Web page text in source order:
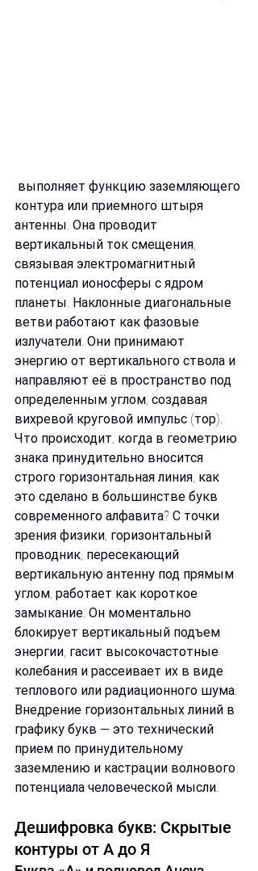
контура или приемного штыря
антенны. Она проводит
вертикальный ток смещения,
связывая электромагнитный
потенциал ионосферы с ядром
планеты. Наклонные диагональные
ветви работают как фазовые
излучатели. Они принимают
энергию от вертикального ствола и
направляют её в пространство под
определенным углом, создавая
вихревой круговой импульс (тор).
Что происходит, когда в геометрию
знака принудительно вносится
строго горизонтальная линия, как
это сделано в большинстве букв
современного алфавита? С точки
зрения физики, горизонтальный
проводник, пересекающий
вертикальную антенну под прямым
углом, работает как короткое
замыкание. Он моментально
блокирует вертикальный подъем
энергии, гасит высокочастотные
колебания и рассеивает их в виде
теплового или радиационного шума.
Внедрение горизонтальных линий в
графику букв — это технический
прием по принудительному
заземлению и кастрации волнового
потенциала человеческой мысли.
Дешифровка букв: Скрытые
контуры от А до Я